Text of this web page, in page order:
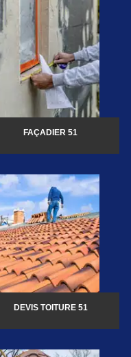
FAÇADIER 51
DEVIS TOITURE 51